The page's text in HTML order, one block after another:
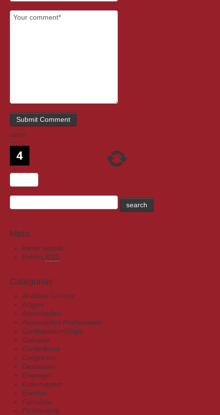
cinco
−
=
Meta
Iniciar sessão
Entries RSS
Categorias
Análises Clínicas
Artigos
Associações
Associações Profissionais
Cardiopneumologia
Colóquio
Conferência
Congresso
Destaques
Emprego
Enfermagem
Eventos
Farmácia
Fisioterapia